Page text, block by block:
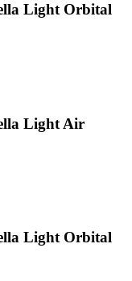
Light Orbital
Light Air
Light Orbital